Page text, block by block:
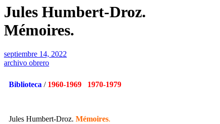
Jules Humbert-Droz.
Mémoires.
septiembre 14, 2022
archivo obrero
Biblioteca / 1960-1969 1970-1979
Jules Humbert-Droz. Mémoires.